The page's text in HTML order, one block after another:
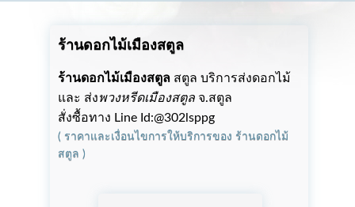
ร้านดอกไม้เมืองสตูล
ร้านดอกไม้เมืองสตูล สตูล บริการส่งดอกไม้
และ ส่งพวงหรีดเมืองสตูล จ.สตูล
สั่งซื้อทาง Line Id:@302lsppg
( ราคาและเงื่อนไขการให้บริการของ ร้านดอกไม้
สตูล )